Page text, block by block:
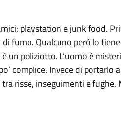
playstation e junk food.
fumo. Qualcuno però lo tiene
un poliziotto. L’uomo è
complice. Invece di portarlo
risse, inseguimenti e fughe.